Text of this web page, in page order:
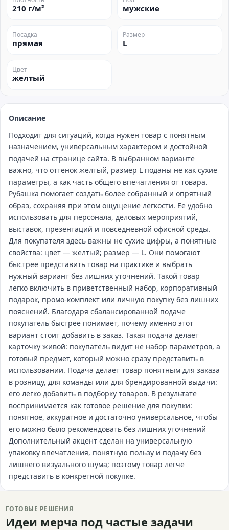
210 г/м² мужские
Посадка
прямая
Размер
L
Цвет
желтый
Описание
Подходит для ситуаций, когда нужен товар с понятным
назначением, универсальным характером и достойной
подачей на странице сайта. В выбранном варианте
важно, что оттенок желтый, размер L поданы не как сухие
параметры, а как часть общего впечатления от товара.
Рубашка помогает создать более собранный и опрятный
образ, сохраняя при этом ощущение легкости. Ее удобно
использовать для персонала, деловых мероприятий,
выставок, презентаций и повседневной офисной среды.
Для покупателя здесь важны не сухие цифры, а понятные
свойства: цвет — желтый; размер — L. Они помогают
быстрее представить товар на практике и выбрать
нужный вариант без лишних уточнений. Такой товар
легко включить в приветственный набор, корпоративный
подарок, промо‑комплект или личную покупку без лишних
пояснений. Благодаря сбалансированной подаче
покупатель быстрее понимает, почему именно этот
вариант стоит добавить в заказ. Такая подача делает
карточку живой: покупатель видит не набор параметров, а
готовый предмет, который можно сразу представить в
использовании. Подача делает товар понятным для заказа
в розницу, для команды или для брендированной выдачи:
его легко добавить в подборку товаров. В результате
воспринимается как готовое решение для покупки:
понятное, аккуратное и достаточно универсальное, чтобы
его можно было рекомендовать без лишних уточнений
Дополнительный акцент сделан на универсальную
упаковку впечатления, понятную пользу и подачу без
лишнего визуального шума; поэтому товар легче
представить в конкретной покупке.
ГОТОВЫЕ РЕШЕНИЯ
Идеи мерча под частые задачи